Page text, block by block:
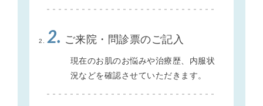
2. ご来院・問診票のご記入
現在のお肌のお悩みや治療歴、内服状
況などを確認させていただきます。